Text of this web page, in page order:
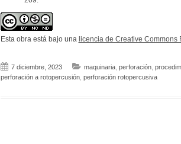
Esta obra está bajo una licencia de Creative
7 diciembre, 2023 maquinaria, perforación,
perforación a rotopercusión, perforación rotopercusiva